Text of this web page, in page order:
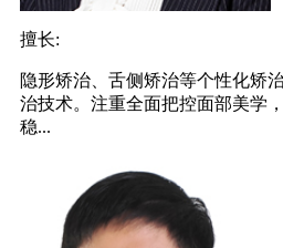
擅长:
隐形矫治、舌侧矫治等个性化矫
治技术。注重全面把控面部美学
稳...